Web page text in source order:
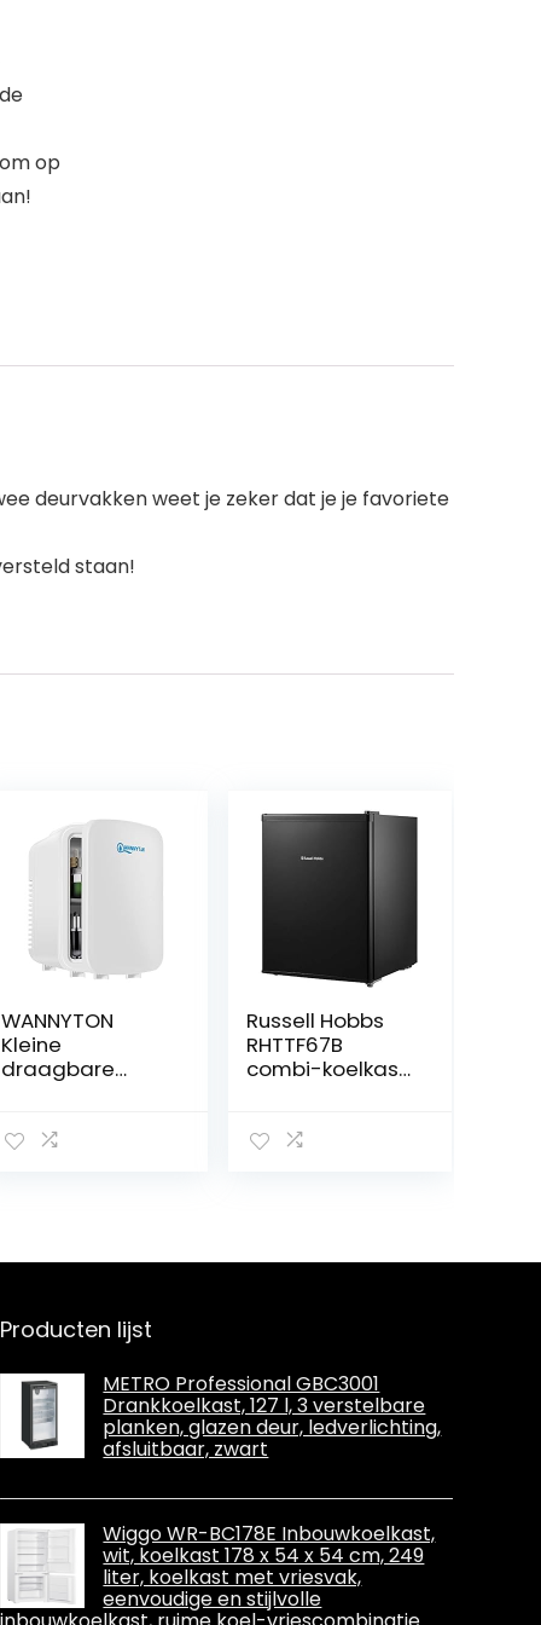
op
deurvakken weet je zeker dat je je favoriete
staan!
WANNYTON
Kleine
draagbare
minikoelkast
cosmetica,
V/12 V
Russell Hobbs
RHTTF67B
combi-koelkast,
tafel, 67 l, 42 dB
Producten lijst
METRO Professional GBC3001
Drankkoelkast, 127 l, 3 verstelbare
planken, glazen deur, ledverlichting,
afsluitbaar, zwart
Wiggo WR-BC178E Inbouwkoelkast,
wit, koelkast 178 x 54 x 54 cm, 249
liter, koelkast met vriesvak,
eenvoudige en stijlvolle